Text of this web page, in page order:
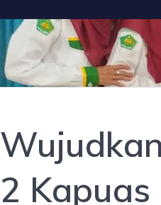
2